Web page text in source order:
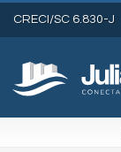
CRECI/SC 6.830-J